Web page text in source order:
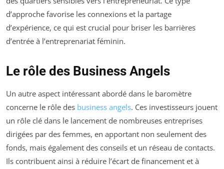
d’approche favorise les connexions et la partage
d’expérience, ce qui est crucial pour briser les barrières
d’entrée à l’entreprenariat féminin.
Le rôle des Business Angels
Un autre aspect intéressant abordé dans le baromètre
concerne le rôle des business angels. Ces investisseurs jouent
un rôle clé dans le lancement de nombreuses entreprises
dirigées par des femmes, en apportant non seulement des
fonds, mais également des conseils et un réseau de contacts.
Ils contribuent ainsi à réduire l’écart de financement et à